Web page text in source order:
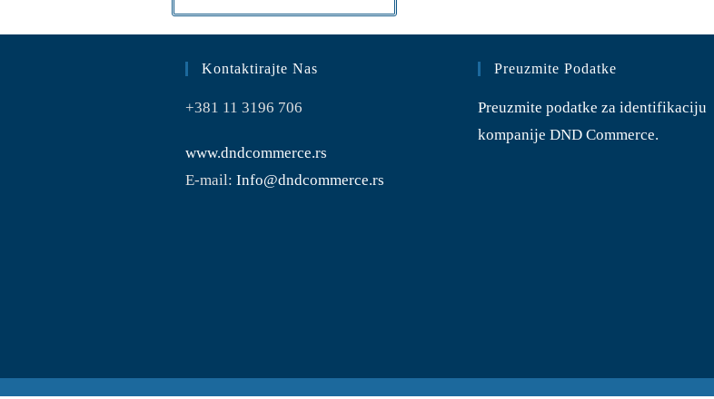
Kontaktirajte Nas
+381 11 3196 706
www.dndcommerce.rs
E-mail: Info@dndcommerce.rs
Preuzmite Podatke
Preuzmite podatke za identifikaciju
kompanije DND Commerce.